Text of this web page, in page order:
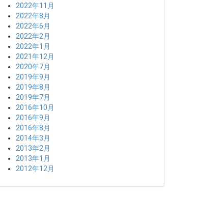
2022年11月
2022年8月
2022年6月
2022年2月
2022年1月
2021年12月
2020年7月
2019年9月
2019年8月
2019年7月
2016年10月
2016年9月
2016年8月
2014年3月
2013年2月
2013年1月
2012年12月